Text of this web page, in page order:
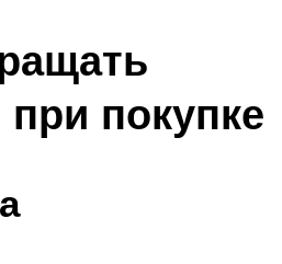
покупке